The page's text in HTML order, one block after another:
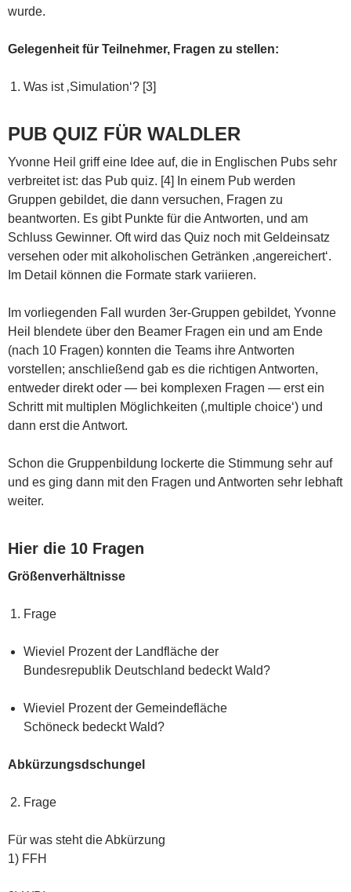
wurde.
Gelegenheit für Teilnehmer, Fragen zu stellen:
Was ist ‚Simulation‘? [3]
PUB QUIZ FÜR WALDLER
Yvonne Heil griff eine Idee auf, die in Englischen Pubs sehr
verbreitet ist: das Pub quiz. [4] In einem Pub werden
Gruppen gebildet, die dann versuchen, Fragen zu
beantworten. Es gibt Punkte für die Antworten, und am
Schluss Gewinner. Oft wird das Quiz noch mit Geldeinsatz
versehen oder mit alkoholischen Getränken ‚angereichert‘.
Im Detail können die Formate stark variieren.
Im vorliegenden Fall wurden 3er-Gruppen gebildet, Yvonne
Heil blendete über den Beamer Fragen ein und am Ende
(nach 10 Fragen) konnten die Teams ihre Antworten
vorstellen; anschließend gab es die richtigen Antworten,
entweder direkt oder — bei komplexen Fragen — erst ein
Schritt mit multiplen Möglichkeiten (‚multiple choice‘) und
dann erst die Antwort.
Schon die Gruppenbildung lockerte die Stimmung sehr auf
und es ging dann mit den Fragen und Antworten sehr lebhaft
weiter.
Hier die 10 Fragen
Größenverhältnisse
Frage
Wieviel Prozent der Landfläche der
Bundesrepublik Deutschland bedeckt Wald?
Wieviel Prozent der Gemeindefläche
Schöneck bedeckt Wald?
Abkürzungsdschungel
Frage
Für was steht die Abkürzung
1) FFH